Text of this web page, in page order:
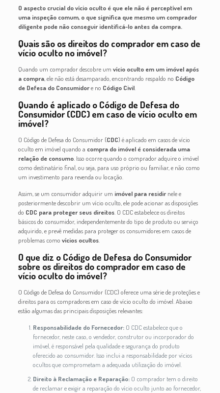
O aspecto crucial do vício oculto é que ele não é perceptível em
uma inspeção comum, o que significa que mesmo um comprador
diligente pode não conseguir identificá-lo antes da compra.
Quais são os direitos do comprador em caso de
vício oculto no imóvel?
Quando um comprador descobre umvício oculto em um imóvel após
a compra , ele não está desamparado, encontrando respaldo no Código
de Defesa do Consumidore no Código Civil
Quando é aplicado o Código de Defesa do
Consumidor (CDC) em caso de vício oculto em
imóvel?
O Código de Defesa do Consumidor (CDC) é aplicado em casos de vício
oculto em imóvel quando a compra do imóvel é considerada uma
relação de consumo . Isso ocorre quando o comprador adquire o imóvel
como destinatário final, ou seja, para uso próprio ou familiar, e não como
um investimento para revenda ou locação.
Assim, se um consumidor adquirir um imóvel para residir nele e
posteriormente descobrir um vício oculto, ele pode acionar as disposições
do CDC para proteger seus direitos . O CDC estabelece os direitos
básicos do consumidor, independentemente do tipo de produto ou serviço
adquirido, e prevê medidas para proteger os consumidores em casos de
problemas comovícios ocultos
O que diz o Código de Defesa do Consumidor
sobre os direitos do comprador em caso de
vício oculto do imóvel?
O Código de Defesa do Consumidor (CDC) oferece uma série de proteções e
direitos para os compradores em caso de vício oculto do imóvel. Abaixo
estão algumas das principais disposições relevantes:
Responsabilidade do Fornecedor: O CDC estabelece que o
fornecedor, neste caso, o vendedor, construtor ou incorporador do
imóvel, é responsável pela qualidade e segurança do produto
oferecido ao consumidor. Isso inclui a responsabilidade por vícios
ocultos que comprometam a adequada utilização do imóvel.
Direito à Reclamação e Reparação: O comprador tem o direito
de reclamar e exigir a reparação do vício oculto junto ao fornecedor,